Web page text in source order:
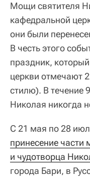
Мощи святителя
кафедральной
они были
В честь этого
праздник,
церкви отмечают
стилю). В течение
Николая никогда
С 21 мая по 28
принесение части
и чудотворца
города Бари, в